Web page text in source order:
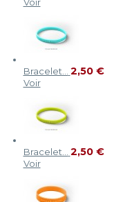
Bracelet... 2,50 €
Voir
Bracelet... 2,50 €
Voir